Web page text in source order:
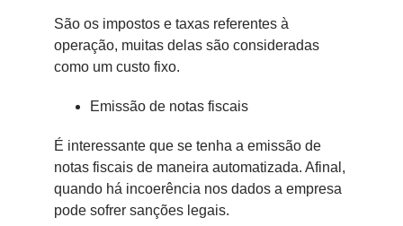
São os impostos e taxas referentes à
operação, muitas delas são consideradas
como um custo fixo.
Emissão de notas fiscais
É interessante que se tenha a emissão de
notas fiscais de maneira automatizada. Afinal,
quando há incoerência nos dados a empresa
pode sofrer sanções legais.